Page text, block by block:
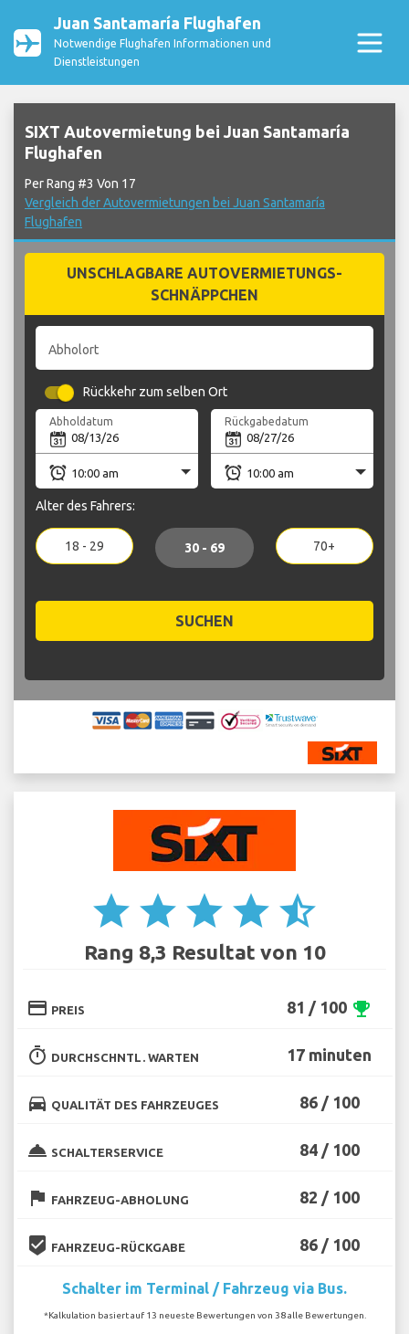
Juan Santamaría Flughafen
Notwendige Flughafen Informationen und
Dienstleistungen
SIXT Autovermietung bei Juan Santamaría
Flughafen
Per Rang #3 Von 17
Vergleich der Autovermietungen bei Juan Santamaría
Flughafen
UNSCHLAGBARE AUTOVERMIETUNGS-
SCHNÄPPCHEN
Abholort
Rückkehr zum selben Ort
Abholdatum Rückgabedatum
Alter des Fahrers:
18 - 29 30 - 69 70+
SUCHEN
star star star star star_half
Rang 8,3 Resultat von 10
credit_card PREIS 81 / 100 emoji_events
timer DURCHSCHNTL. WARTEN 17 minuten
directions_car QUALITÄT DES FAHRZEUGES 86 / 100
room_service SCHALTERSERVICE 84 / 100
flag FAHRZEUG-ABHOLUNG 82 / 100
beenhere FAHRZEUG-RÜCKGABE 86 / 100
Schalter im Terminal / Fahrzeug via Bus.
*Kalkulation basiert auf 13 neueste Bewertungen von 38 alle Bewertungen.